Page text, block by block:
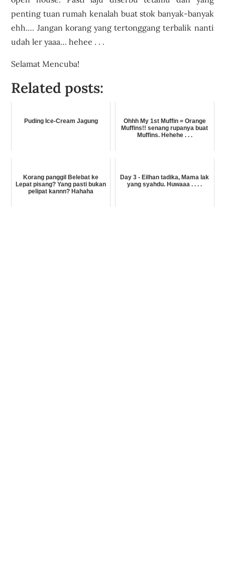
penting tuan rumah kenalah buat stok banyak-banyak
ehh…. Jangan korang yang tertonggang terbalik nanti
udah ler yaaa… hehee . . .
Selamat Mencuba!
Related posts:
Puding Ice-Cream Jagung
Ohhh My 1st Muffin = Orange
Muffins!! senang rupanya buat
Muffins. Hehehe . . .
Korang panggil Belebat ke
Lepat pisang? Yang pasti bukan
pelipat kannn? Hahaha
Day 3 - Eilhan tadika, Mama lak
yang syahdu. Huwaaa . . . .